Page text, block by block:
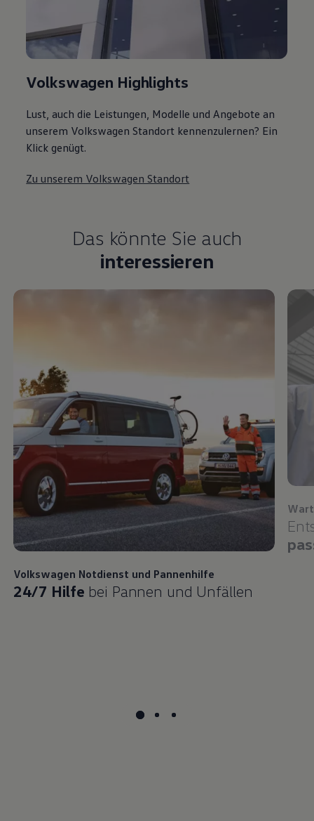
Volkswagen Highlights
Lust, auch die Leistungen, Modelle und Angebote an
unserem Volkswagen Standort kennenzulernen? Ein
Klick genügt.
Zu unserem Volkswagen Standort
Das könnte Sie auch
interessieren
Volkswagen Notdienst und Pannenhilfe
24/7 Hilfe bei Pannen und Unfällen